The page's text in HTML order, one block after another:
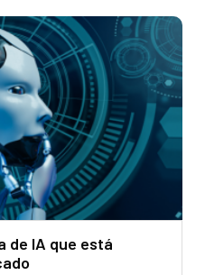
de IA que está